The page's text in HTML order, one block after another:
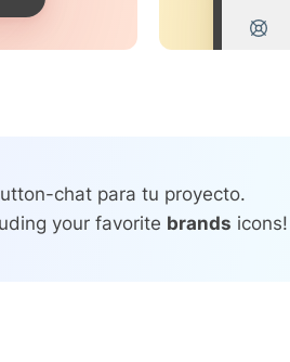
chat para tu proyecto.
your favorite brands icons!